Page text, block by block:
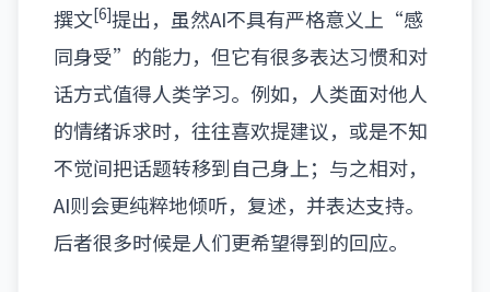
撰文[6]提出，虽然AI不具有严格意义上“感
同身受”的能力，但它有很多表达习惯和对
话方式值得人类学习。例如，人类面对他人
的情绪诉求时，往往喜欢提建议，或是不知
不觉间把话题转移到自己身上；与之相对，
AI则会更纯粹地倾听，复述，并表达支持。
后者很多时候是人们更希望得到的回应。